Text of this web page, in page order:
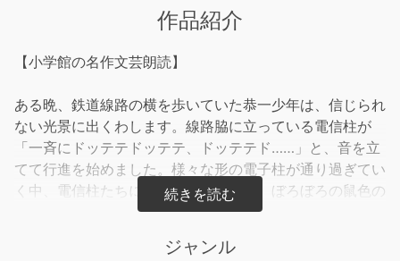
作品紹介
【小学館の名作文芸朗読】
ある晩、鉄道線路の横を歩いていた恭一少年は、信じられ
ない光景に出くわします。線路脇に立っている電信柱が
「一斉にドッテテドッテテ、ドッテテド……」と、音を立
てて行進を始めました。様々な形の電子柱が通り過ぎてい
く中、電信柱たちに号令をかけている、ぼろぼろの鼠色の
外套を着た老人＝電気総長が、恭一少年に声をかけてきま
ジャンル